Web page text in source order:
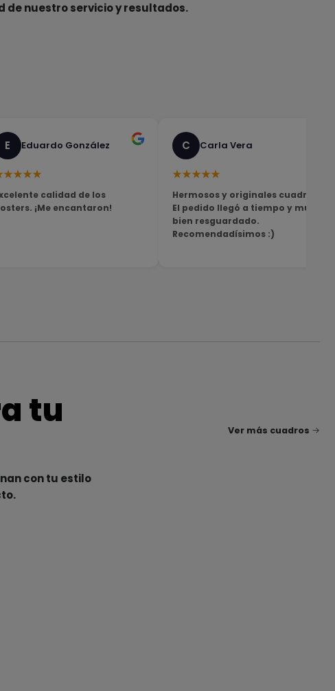
de nuestro servicio y resultados.
E Eduardo González
calidad de los
¡Me encantaron!
C Carla Vera
★★★★★
Hermosos y originales cuadros!
El pedido llegó a tiempo y muy
bien resguardado.
Recomendadísimos :)
tu
con tu estilo
Ver más cuadros